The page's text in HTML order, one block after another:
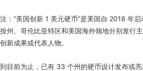
注：“美国创新 1 美元硬币”是美国自 2018 年启
按州、哥伦比亚特区和美国海外领地分别发行
创新成果或代表人物。
到目前为止，已有 33 个州的硬币设计发布或